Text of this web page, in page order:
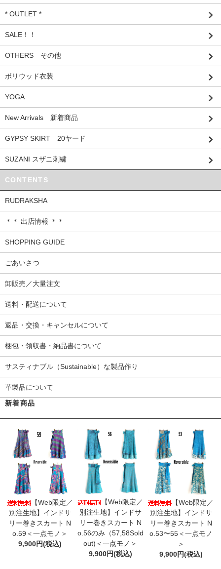
* OUTLET *
SALE！！
OTHERS その他
ボリウッド衣装
YOGA
New Arrivals 新着商品
GYPSY SKIRT 20ヤード
SUZANI スザニ刺繍
CONTENTS
RUDRAKSHA
＊＊ 出店情報 ＊＊
SHOPPING GUIDE
ごあいさつ
卸販売／大量注文
送料・配送について
返品・交換・キャンセルについて
梱包・領収書・納品書について
サスティナブル（Sustainable）な製品作り
革製品について
新着商品
【Web限定／
別注生地】インドサ
リー巻きスカート N
o.59＜一点モノ＞
9,900円(税込)
【Web限定／
別注生地】インドサ
リー巻きスカート N
o.56のみ（57,58Sold
out)＜一点モノ＞
9,900円(税込)
【Web限定／
別注生地】インドサ
リー巻きスカート N
o.53〜55＜一点モノ
＞
9,900円(税込)